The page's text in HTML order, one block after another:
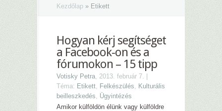
Kezdőlap » Etikett
Hogyan kérj segítséget
a Facebook-on és a
fórumokon – 15 tipp
Votisky Petra, 2013. február 7. |
Téma: Etikett, Felkészülés, Kulturális
beilleszkedés, Ügyintézés
Amikor külföldön élünk vagy külföldre